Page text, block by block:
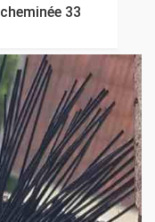
cheminée 33